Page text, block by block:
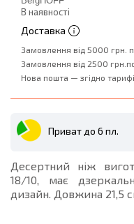
В наявності
Доставка
Замовлення від 5000 грн.
Замовлення від 2500
Нова пошта — згідно
Приват до 6 пл.
Десертний ніж
18/10, має
дизайн. Довжина 21,5